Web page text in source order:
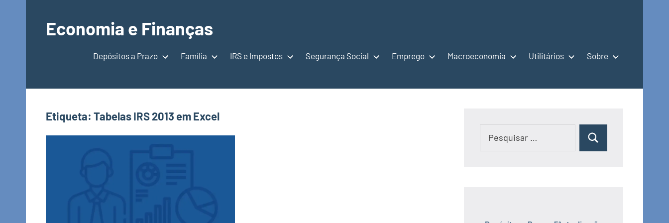
Economia e Finanças
Depósitos
Finanças
Calendários
Depósitos a Prazo Família IRS e Impostos Segurança Social Emprego Macroeconomia Utilitários Sobre
Etiqueta: Tabelas IRS 2013 em Excel
Pesquisar